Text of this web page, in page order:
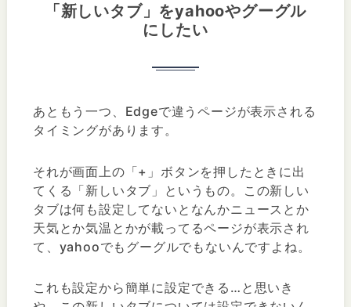
「新しいタブ」をyahooやグーグル
にしたい
あともう一つ、Edgeで違うページが表示される
タイミングがあります。
それが画面上の「+」ボタンを押したときに出
てくる「新しいタブ」というもの。この新しい
タブは何も設定してないとなんかニュースとか
天気とか気温とかが載ってるページが表示され
て、yahooでもグーグルでもないんですよね。
これも設定から簡単に設定できる…と思いき